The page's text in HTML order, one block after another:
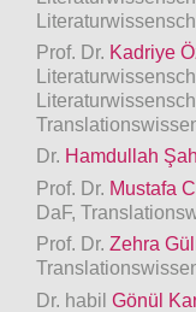
Prof. Dr. Kadriye
Dr. Hamdullah
Prof. Dr. Mustafa
DaF,
Prof. Dr. Zehra
Dr. habil Gönül